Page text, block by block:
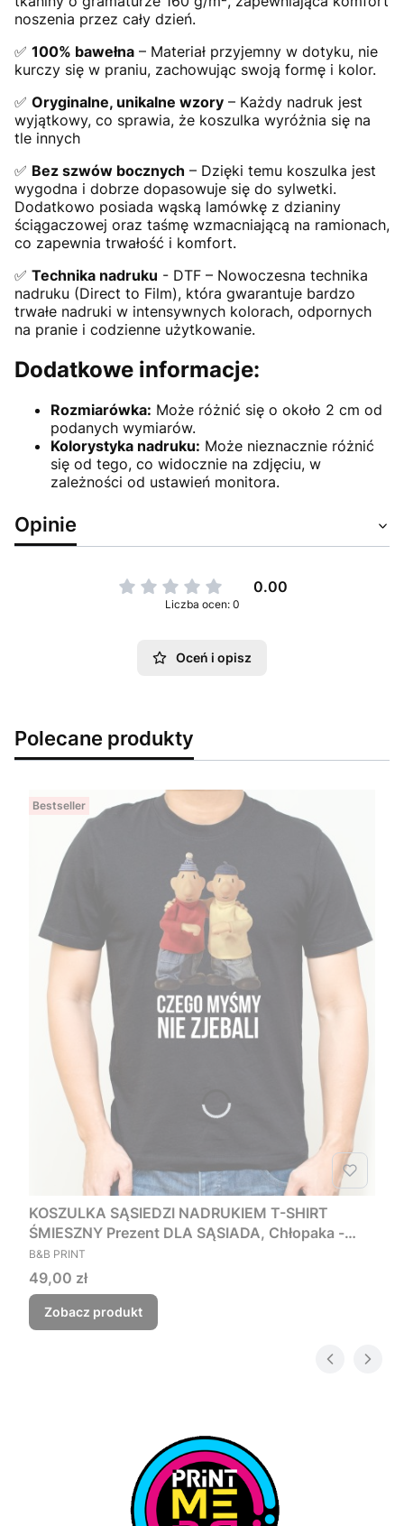
noszenia przez cały dzień.
✅ 100% bawełna – Materiał przyjemny w dotyku, nie
kurczy się w praniu, zachowując swoją formę i kolor.
✅ Oryginalne, unikalne wzory – Każdy nadruk jest
wyjątkowy, co sprawia, że koszulka wyróżnia się na
tle innych
✅ Bez szwów bocznych – Dzięki temu koszulka jest
wygodna i dobrze dopasowuje się do sylwetki.
Dodatkowo posiada wąską lamówkę z dzianiny
ściągaczowej oraz taśmę wzmacniającą na ramionach,
co zapewnia trwałość i komfort.
✅ Technika nadruku - DTF – Nowoczesna technika
nadruku (Direct to Film), która gwarantuje bardzo
trwałe nadruki w intensywnych kolorach, odpornych
na pranie i codzienne użytkowanie.
Dodatkowe informacje:
Rozmiarówka: Może różnić się o około 2 cm od
podanych wymiarów.
Kolorystyka nadruku: Może nieznacznie różnić
się od tego, co widocznie na zdjęciu, w
zależności od ustawień monitora.
Opinie
0.00
Liczba ocen: 0
Oceń i opisz
Polecane produkty
Bestseller
KOSZULKA SĄSIEDZI NADRUKIEM T-SHIRT
ŚMIESZNY Prezent DLA SĄSIADA, Chłopaka -
Czego myśmy nie zjebali
PRODUCENT
B&B PRINT
Cena
49,00 zł
Zobacz produkt